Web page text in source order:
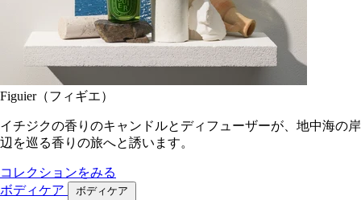
Figuier（フィギエ）
イチジクの香りのキャンドルとディフューザーが、地中海の岸
辺を巡る香りの旅へと誘います。
コレクションをみる
ボディケア
ボディケア